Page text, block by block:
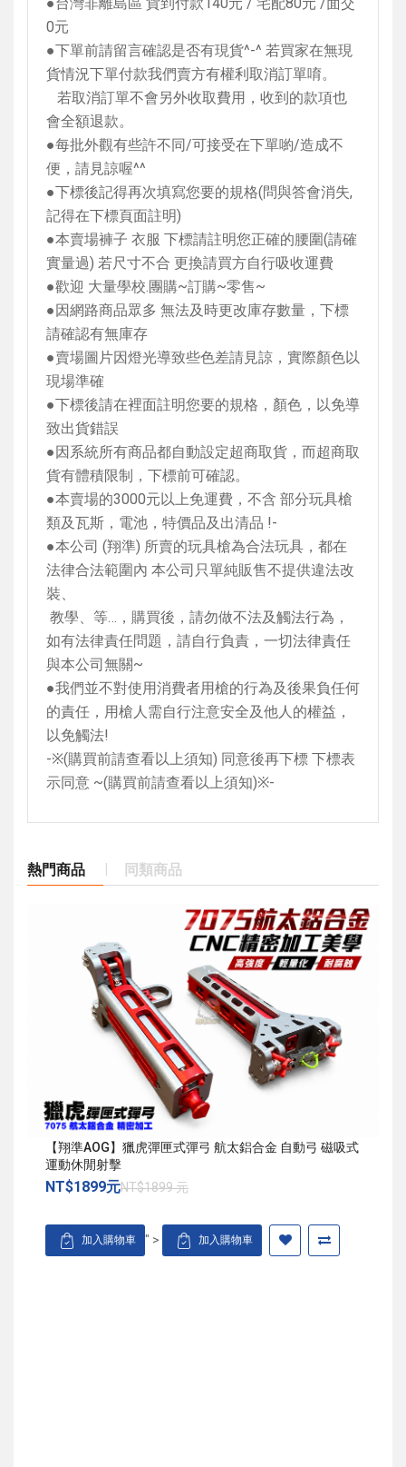
0元
●下單前請留言確認是否有現貨^-^ 若買家在無現
貨情況下單付款我們賣方有權利取消訂單唷。
若取消訂單不會另外收取費用，收到的款項也
會全額退款。
●每批外觀有些許不同/可接受在下單喲/造成不
便，請見諒喔^^
●下標後記得再次填寫您要的規格(問與答會消失,
記得在下標頁面註明)
●本賣場褲子 衣服 下標請註明您正確的腰圍(請確
實量過) 若尺寸不合 更換請買方自行吸收運費
●歡迎 大量學校 團購~訂購~零售~
●因網路商品眾多 無法及時更改庫存數量，下標
請確認有無庫存
●賣場圖片因燈光導致些色差請見諒，實際顏色以
現場準確
●下標後請在裡面註明您要的規格，顏色，以免導
致出貨錯誤
●因系統所有商品都自動設定超商取貨，而超商取
貨有體積限制，下標前可確認。
●本賣場的3000元以上免運費，不含 部分玩具槍
類及瓦斯，電池，特價品及出清品 !-
●本公司 (翔準) 所賣的玩具槍為合法玩具，都在
法律合法範圍內 本公司只單純販售不提供違法改
裝、
教學、等…，購買後，請勿做不法及觸法行為，
如有法律責任問題，請自行負責，一切法律責任
與本公司無關~
●我們並不對使用消費者用槍的行為及後果負任何
的責任，用槍人需自行注意安全及他人的權益，
以免觸法!
-※(購買前請查看以上須知) 同意後再下標 下標表
示同意 ~(購買前請查看以上須知)※-
熱門商品 同類商品
【翔準AOG】獵虎彈匣式彈弓 航太鋁合金 自動弓 磁吸式
運動休閒射擊
NT$1899元NT$1899 元
加入購物車 " > 加入購物車